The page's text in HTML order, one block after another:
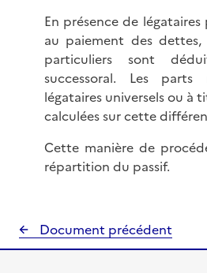
En présence de
au paiement des
particuliers sont
successoral. Les
légataires universels ou à
calculées sur cette
Cette manière de
répartition du passif.
Document précédent